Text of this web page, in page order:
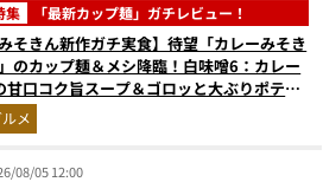
集 「最新カップ麺」ガチレビュー！
みそきん新作ガチ実食】待望「カレーみそき
のカップ麺＆メシ降臨！白味噌6：カレー
甘口コク旨スープ＆ゴロッと大ぶりポテト
喜
メ
08/05 12:00